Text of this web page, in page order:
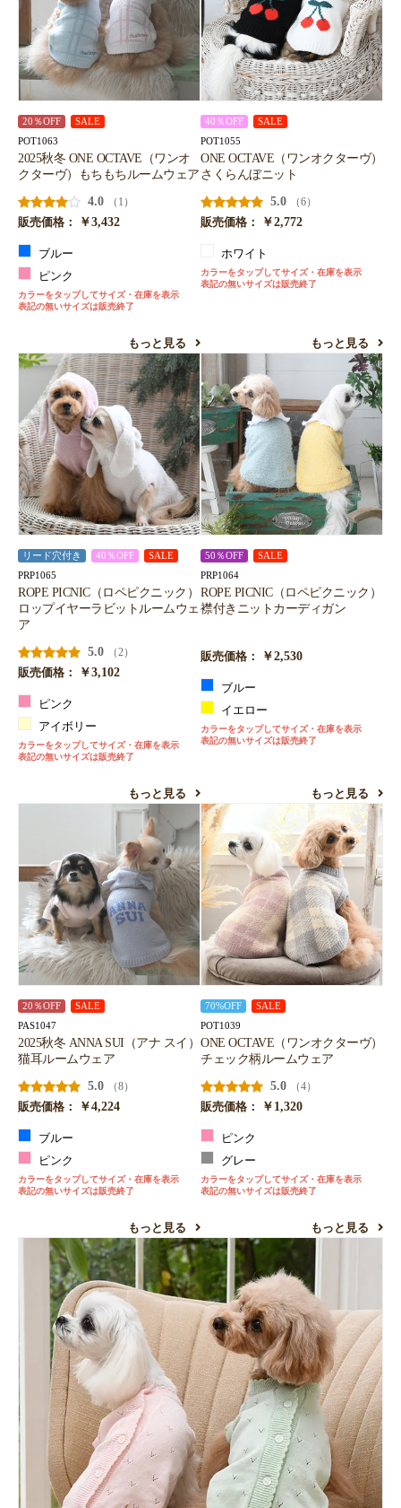
20％OFF SALE
POT1063
2025秋冬 ONE OCTAVE（ワンオ
クターヴ）もちもちルームウェア
4.0
（1）
販売価格：
￥3,432
ブルー
ピンク
カラーをタップしてサイズ・在庫を表示
表記の無いサイズは販売終了
もっと見る
40％OFF SALE
POT1055
ONE OCTAVE（ワンオクターヴ）
さくらんぼニット
5.0
（6）
販売価格：
￥2,772
ホワイト
カラーをタップしてサイズ・在庫を表示
表記の無いサイズは販売終了
もっと見る
リード穴付き 40％OFF SALE
PRP1065
ROPE PICNIC（ロペピクニック）
ロップイヤーラビットルームウェ
ア
5.0
（2）
販売価格：
￥3,102
ピンク
アイボリー
カラーをタップしてサイズ・在庫を表示
表記の無いサイズは販売終了
もっと見る
50％OFF SALE
PRP1064
ROPE PICNIC（ロペピクニック）
襟付きニットカーディガン
販売価格： ￥2,530
ブルー
イエロー
カラーをタップしてサイズ・在庫を表示
表記の無いサイズは販売終了
もっと見る
20％OFF SALE
PAS1047
2025秋冬 ANNA SUI（アナ スイ）
猫耳ルームウェア
5.0
（8）
販売価格：
￥4,224
ブルー
ピンク
カラーをタップしてサイズ・在庫を表示
表記の無いサイズは販売終了
もっと見る
70%OFF SALE
POT1039
ONE OCTAVE（ワンオクターヴ）
チェック柄ルームウェア
5.0
（4）
販売価格：
￥1,320
ピンク
グレー
カラーをタップしてサイズ・在庫を表示
表記の無いサイズは販売終了
もっと見る